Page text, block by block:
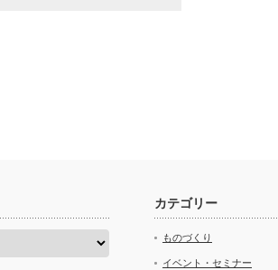
カテゴリー
ものづくり
イベント・セミナー